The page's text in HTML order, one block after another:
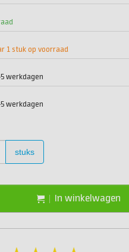
1 stuk op voorraad
werkdagen
werkdagen
stuks
In winkelwagen